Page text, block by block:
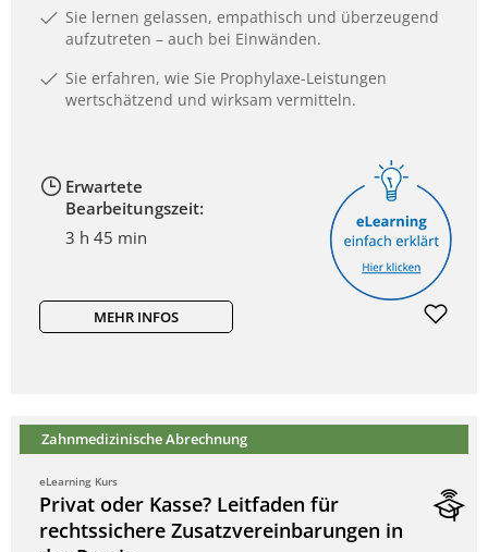
Sie lernen gelassen, empathisch und überzeugend
aufzutreten – auch bei Einwänden.
Sie erfahren, wie Sie Prophylaxe-Leistungen
wertschätzend und wirksam vermitteln.
Erwartete
Bearbeitungszeit:
3 h 45 min
MEHR INFOS
Zahnmedizinische Abrechnung
eLearning Kurs
Privat oder Kasse? Leitfaden für
rechtssichere Zusatzvereinbarungen in